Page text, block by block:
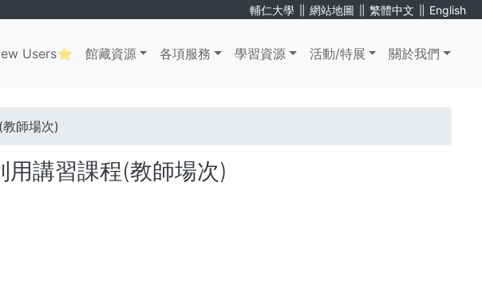
輔仁大學 ∥ 網站地圖 ∥ 繁體中文 ∥ English
Users⭐ 館藏資源 各項服務 學習資源 活動/特展 關於我們
師場次)
講習課程(教師場次)